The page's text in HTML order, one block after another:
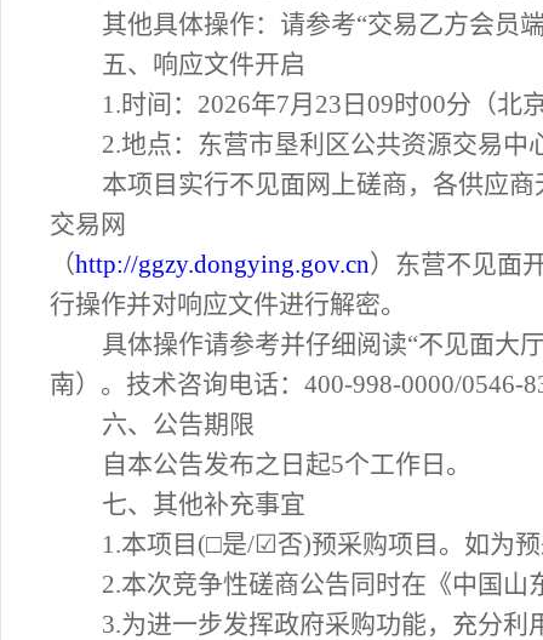
其他具体操作：请参考“交易乙方会员
五、响应文件开启
1.时间： 2026年7月 23 日 09时00分（北
2.地点：东营市垦利区公共资源交易中
本项目实行不见面网上磋商，各供应
交易网
（http://ggzy.dongying.gov.cn）东营不见面
行操作并对响应文件进行解密。
具体操作请参考并仔细阅读“不见面大
南）。技术咨询电话：400-998-0000/
六、公告期限
自本公告发布之日起5个工作日。
七、其他补充事宜
1.本项目 (□是/☑否)预采购项目。如为
2.本次竞争性磋商公告同时在《中国山
3.为进一步发挥政府采购功能，充分